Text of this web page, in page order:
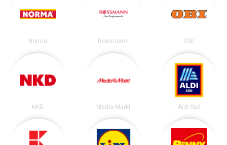
Norma Rossmann OBI
NKD Media Markt Aldi Süd